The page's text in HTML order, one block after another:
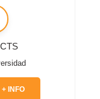
+ INFO